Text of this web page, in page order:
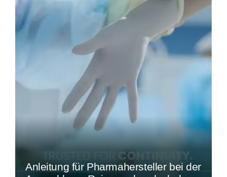
Anleitung für Pharmahersteller bei der